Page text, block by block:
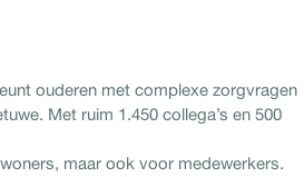
ouderen met complexe zorgvragen
Met ruim 1.450 collega’s en 500
maar ook voor medewerkers.